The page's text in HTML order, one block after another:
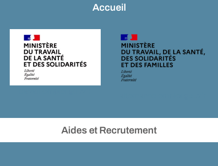
Accueil
Aides et Recrutement